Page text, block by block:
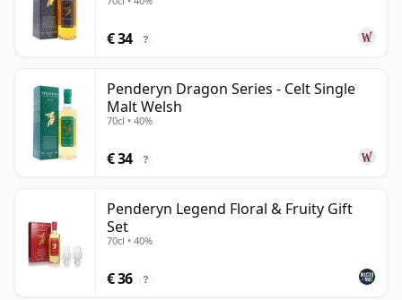
€ 34 ?
Penderyn Dragon Series - Celt Single
Malt Welsh
70cl • 40%
€ 34 ?
Penderyn Legend Floral & Fruity Gift
Set
70cl • 40%
€ 36 ?